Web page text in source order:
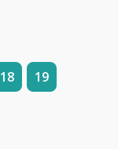
18
19